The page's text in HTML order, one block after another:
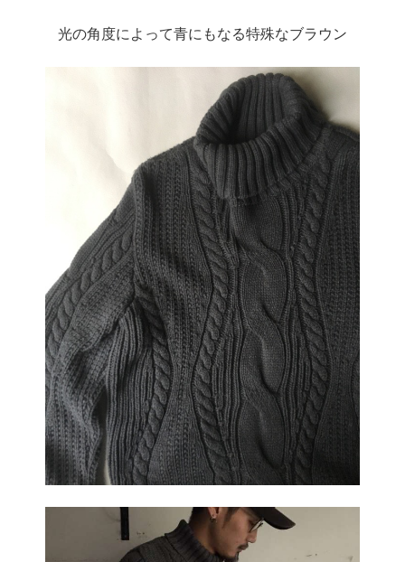
光の角度によって青にもなる特殊なブラウン